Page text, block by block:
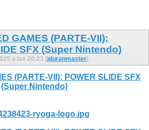
GAMES (PARTE-VII):
SFX (Super Nintendo)
a las 20:23 (jduranmaster)
(PARTE-VII): POWER SLIDE SFX
(Super Nintendo)
ryoga-logo.jpg